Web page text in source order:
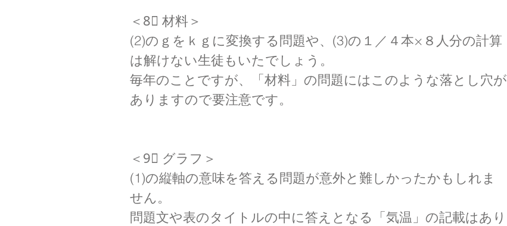
＜8⃣ 材料＞
(2)のｇをｋｇに変換する問題や、(3)の１／４本×８人分の計算
は解けない生徒もいたでしょう。
毎年のことですが、「材料」の問題にはこのような落とし穴が
ありますので要注意です。
＜9⃣ グラフ＞
(1)の縦軸の意味を答える問題が意外と難しかったかもしれま
せん。
問題文や表のタイトルの中に答えとなる「気温」の記載はあり